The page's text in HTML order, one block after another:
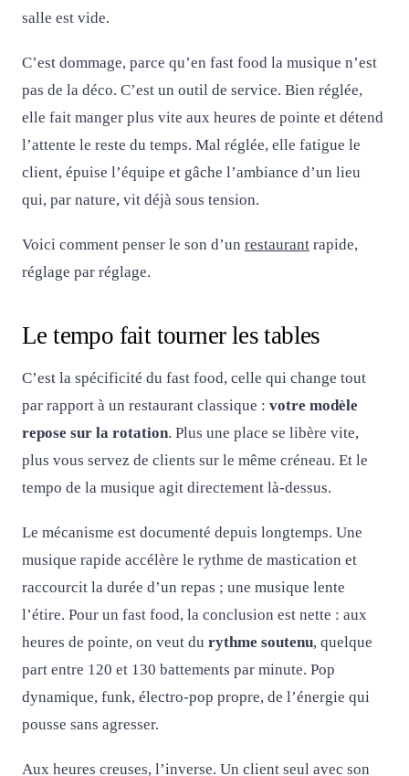
salle est vide.
C’est dommage, parce qu’en fast food la musique n’est
pas de la déco. C’est un outil de service. Bien réglée,
elle fait manger plus vite aux heures de pointe et détend
l’attente le reste du temps. Mal réglée, elle fatigue le
client, épuise l’équipe et gâche l’ambiance d’un lieu
qui, par nature, vit déjà sous tension.
Voici comment penser le son d’un restaurant rapide,
réglage par réglage.
Le tempo fait tourner les tables
C’est la spécificité du fast food, celle qui change tout
par rapport à un restaurant classique : votre modèle
repose sur la rotation. Plus une place se libère vite,
plus vous servez de clients sur le même créneau. Et le
tempo de la musique agit directement là-dessus.
Le mécanisme est documenté depuis longtemps. Une
musique rapide accélère le rythme de mastication et
raccourcit la durée d’un repas ; une musique lente
l’étire. Pour un fast food, la conclusion est nette : aux
heures de pointe, on veut du rythme soutenu, quelque
part entre 120 et 130 battements par minute. Pop
dynamique, funk, électro-pop propre, de l’énergie qui
pousse sans agresser.
Aux heures creuses, l’inverse. Un client seul avec son